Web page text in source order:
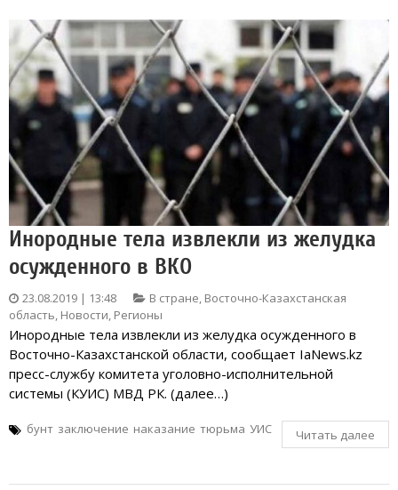
Инородные тела извлекли из желудка
осужденного в ВКО
23.08.2019 | 13:48 В стране, Восточно-Казахстанская
область, Новости, Регионы
Инородные тела извлекли из желудка осужденного в
Восточно-Казахстанской области, сообщает IaNews.kz
пресс-службу комитета уголовно-исполнительной
системы (КУИС) МВД РК. (далее…)
бунт заключение наказание тюрьма УИС Читать далее